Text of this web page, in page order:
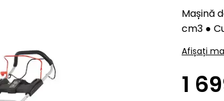
Mașină
cm3 ●
poate fi…
Afișați
1